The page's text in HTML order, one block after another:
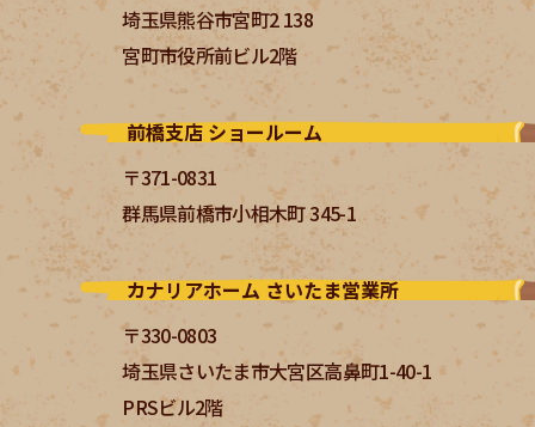
埼玉県熊谷市宮町2 138
宮町市役所前ビル2階
前橋支店 ショールーム
〒371-0831
群馬県前橋市小相木町 345-1
カナリアホーム さいたま営業所
〒330-0803
埼玉県さいたま市大宮区高鼻町1-40-1
PRSビル2階